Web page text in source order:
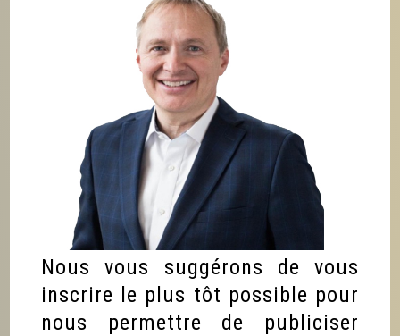
Nous vous suggérons de vous
inscrire le plus tôt possible pour
nous permettre de publiciser